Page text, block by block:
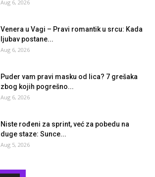
Aug 6, 2026
Venera u Vagi – Pravi romantik u srcu: Kada
ljubav postane...
Aug 6, 2026
Puder vam pravi masku od lica? 7 grešaka
zbog kojih pogrešno...
Aug 6, 2026
Niste rođeni za sprint, već za pobedu na
duge staze: Sunce...
Aug 5, 2026